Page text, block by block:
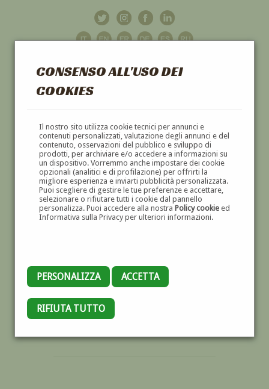
CONSENSO ALL'USO DEI
COOKIES
Il nostro sito utilizza cookie tecnici per annunci e
contenuti personalizzati, valutazione degli annunci e del
contenuto, osservazioni del pubblico e sviluppo di
prodotti, per archiviare e/o accedere a informazioni su
un dispositivo. Vorremmo anche impostare dei cookie
opzionali (analitici e di profilazione) per offrirti la
migliore esperienza e inviarti pubblicità personalizzata.
Puoi scegliere di gestire le tue preferenze e accettare,
selezionare o rifiutare tutti i cookie dal pannello
personalizza. Puoi accedere alla nostra Policy cookieed
Informativa sulla Privacy per ulteriori informazioni.
PERSONALIZZA ACCETTA
RIFIUTA TUTTO
GALLERIAD'ARTE
DIPINTI E SCULTURE '800 E '900